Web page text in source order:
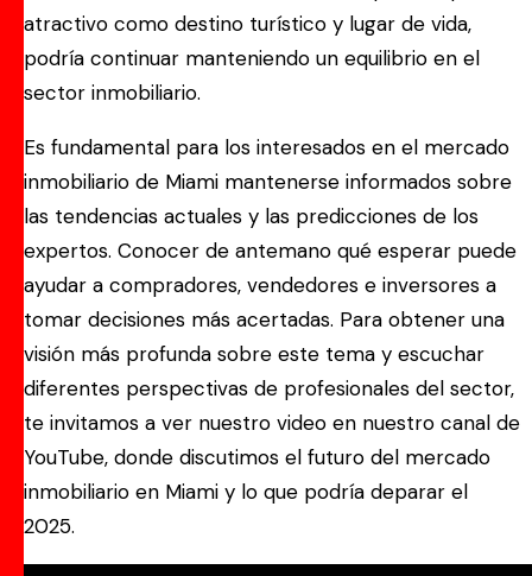
atractivo como destino turístico y lugar de vida,
podría continuar manteniendo un equilibrio en el
sector inmobiliario.
Es fundamental para los interesados en el mercado
inmobiliario de Miami mantenerse informados sobre
las tendencias actuales y las predicciones de los
expertos. Conocer de antemano qué esperar puede
ayudar a compradores, vendedores e inversores a
tomar decisiones más acertadas. Para obtener una
visión más profunda sobre este tema y escuchar
diferentes perspectivas de profesionales del sector,
te invitamos a ver nuestro video en nuestro canal de
YouTube, donde discutimos el futuro del mercado
inmobiliario en Miami y lo que podría deparar el
2025.